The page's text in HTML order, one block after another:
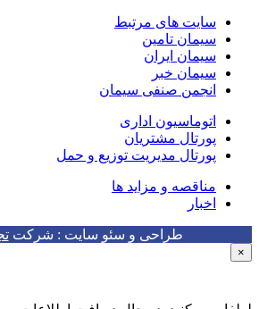
سایت های مرتبط
سیمان تامین
سیمان ایران
سیمان خبر
انجمن صنفی سیمان
اتوماسیون اداری
پورتال مشتریان
پورتال مدیریت توزیع و حمل
مناقصه و مزاید ها
اخبار
طراحی و سئو سایت : شرکت
×